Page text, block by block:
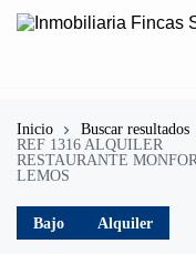
Inicio
Buscar resultados
REF 1316 ALQUILER
RESTAURANTE
LEMOS
Bajo Alquiler